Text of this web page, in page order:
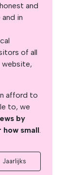
and
in
of all
website,
afford to
to, we
by
small
Jaarlijks